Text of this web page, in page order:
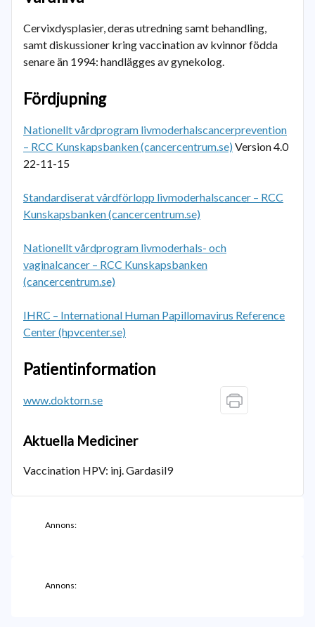
Cervixdysplasier, deras utredning samt behandling,
samt diskussioner kring vaccination av kvinnor födda
senare än 1994: handlägges av gynekolog.
Fördjupning
Nationellt vårdprogram livmoderhalscancerprevention
– RCC Kunskapsbanken (cancercentrum.se) Version 4.0
22-11-15
Standardiserat vårdförlopp livmoderhalscancer – RCC
Kunskapsbanken (cancercentrum.se)
Nationellt vårdprogram livmoderhals- och
vaginalcancer – RCC Kunskapsbanken
(cancercentrum.se)
IHRC – International Human Papillomavirus Reference
Center (hpvcenter.se)
Patientinformation
www.doktorn.se
Aktuella Mediciner
Vaccination HPV: inj. Gardasil9
Annons:
Annons: